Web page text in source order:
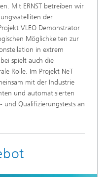
Mit ERNST betreiben wir
der
VLEO Demonstrator
Möglichkeiten zur
in extrem
spielt auch die
Rolle. Im Projekt NeT
mit der Industrie
und automatisierten
und Qualifizierungstests an